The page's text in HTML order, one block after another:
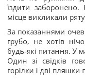
їздити заборонено.
місце викликали
За показаннями
грубо, не хотів
будь-які питання. У
Один зі свідків
горілки і дві пляшки